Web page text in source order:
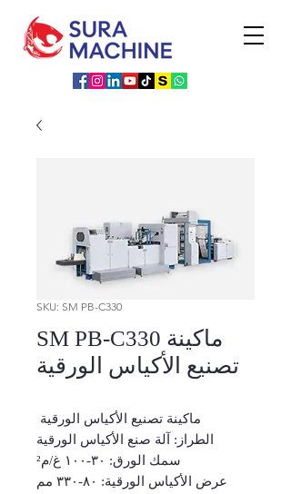
SKU: SM PB-C330
SM PB-C330 ماكينة
تصنيع الأكياس الورقية
ماكينة تصنيع الأكياس الورقية
الطراز: آلة صنع الأكياس الورقية
سمك الورق: ٣٠-١٠٠ غ/م²
عرض الأكياس الورقية: ٨٠-٣٣٠ مم